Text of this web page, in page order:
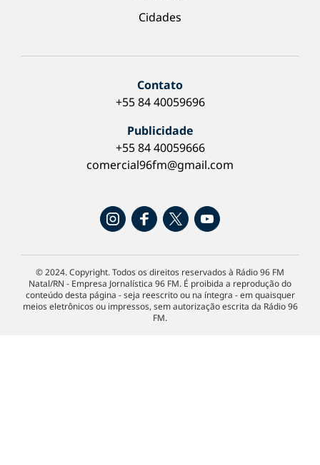
Cidades
Contato
+55 84 40059696
Publicidade
+55 84 40059666
comercial96fm@gmail.com
© 2024. Copyright. Todos os direitos reservados à Rádio 96 FM
Natal/RN - Empresa Jornalística 96 FM. É proibida a reprodução do
conteúdo desta página - seja reescrito ou na íntegra - em quaisquer
meios eletrônicos ou impressos, sem autorização escrita da Rádio 96
FM.